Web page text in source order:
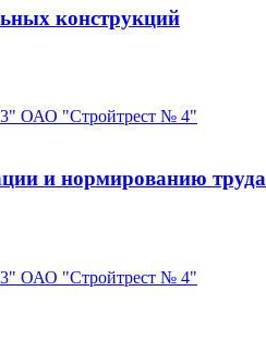
конструкций
ОАО "Стройтрест № 4"
и нормированию труда
ОАО "Стройтрест № 4"